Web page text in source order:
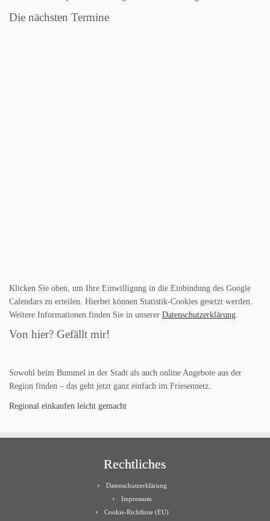
Die nächsten Termine
Klicken Sie oben, um Ihre Einwilligung in die Einbindung des Google
Calendars zu erteilen. Hierbei können Statistik-Cookies gesetzt werden.
Weitere Informationen finden Sie in unserer Datenschutzerklärung.
Von hier? Gefällt mir!
Sowohl beim Bummel in der Stadt als auch online Angebote aus der
Region finden – das geht jetzt ganz einfach im Friesennetz.
Regional einkaufen leicht gemacht
Rechtliches
Datenschutzerklärung
Impressum
Cookie-Richtlinie (EU)